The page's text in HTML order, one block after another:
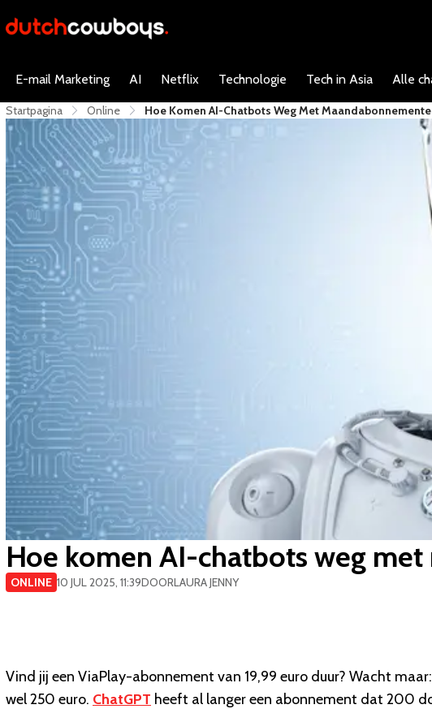
E-mail Marketing AI Netflix Technologie Tech in Asia Alle
Startpagina Online Hoe Komen AI-Chatbots Weg Met
Hoe komen AI-chatbots weg
ONLINE 10 JUL 2025, 11:39DOORLAURA JENNY
Vind jij een ViaPlay-abonnement van 19,99 euro duur? Wacht
wel 250 euro. ChatGPT heeft al langer een abonnement dat 200